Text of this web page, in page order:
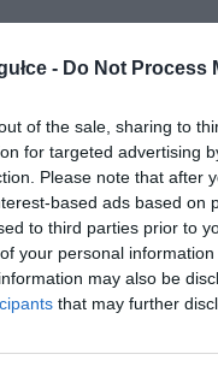
- Do Not Process
of the sale, sharing to
for targeted advertising
Please note that after
based ads based on
to third parties prior to
your personal
may also be
that may further
do preferowanych źródeł